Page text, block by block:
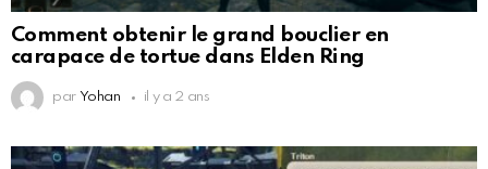
Comment obtenir le grand bouclier en
carapace de tortue dans Elden Ring
par Yohan il y a 2 ans